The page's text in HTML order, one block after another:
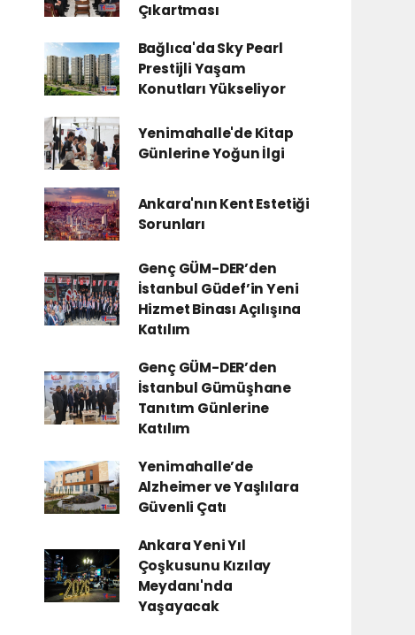
Çıkartması
Bağlıca'da Sky Pearl
Prestijli Yaşam
Konutları Yükseliyor
Yenimahalle'de Kitap
Günlerine Yoğun İlgi
Ankara'nın Kent Estetiği
Sorunları
Genç GÜM-DER’den
İstanbul Güdef’in Yeni
Hizmet Binası Açılışına
Katılım
Genç GÜM-DER’den
İstanbul Gümüşhane
Tanıtım Günlerine
Katılım
Yenimahalle’de
Alzheimer ve Yaşlılara
Güvenli Çatı
Ankara Yeni Yıl
Çoşkusunu Kızılay
Meydanı'nda
Yaşayacak